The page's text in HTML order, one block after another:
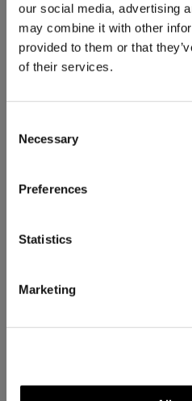
our social media, advertising
may combine it with other
provided to them or that
of their services.
Selection
Necessary
Preferences
Statistics
Marketing